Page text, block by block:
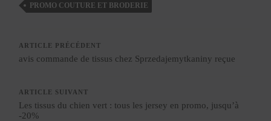
PROMO COUTURE ET BRODERIE
ARTICLE PRÉCÉDENT
avis commande de tissus chez Sprzedajemytkaniny reçue
ARTICLE SUIVANT
Les tissus du chien vert : tous les jersey en promo, jusqu’à
-20%